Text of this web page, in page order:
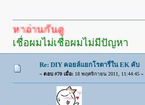
ดู
เชื่อผมไม่เชื่อผมไม่มีปัญหา
Re: DIY คอยล์แยกโรตารี่ใน EK คับ
« ตอบ #70 เมื่อ:18 พฤศจิกายน 2011, 11:44:45 »